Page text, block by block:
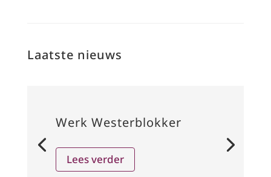
Laatste nieuws
Werk Westerblokker
Lees verder